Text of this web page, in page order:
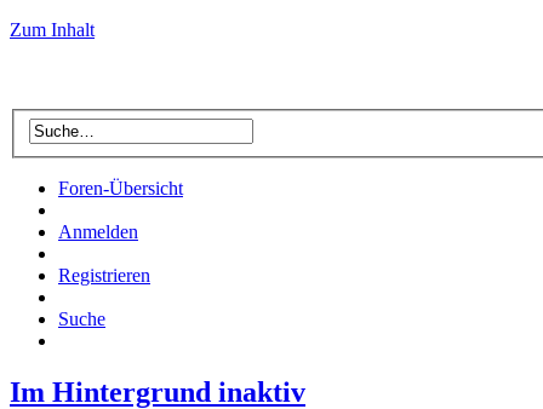
Zum Inhalt
Foren-Übersicht
Anmelden
Registrieren
Suche
Im Hintergrund inaktiv